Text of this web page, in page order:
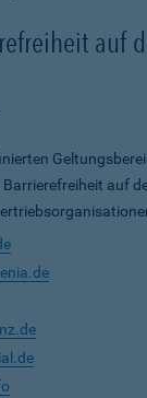
auf
auf